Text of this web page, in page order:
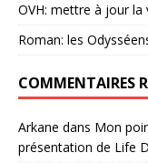
OVH: mettre à jour la
Roman: les
COMMENTAIRES
Arkane dans Mon
présentation de Life